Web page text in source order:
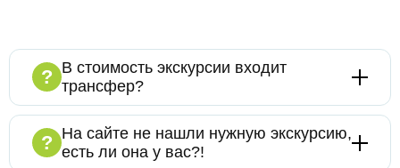
? В стоимость экскурсии входит
трансфер?
Конечно, мы предлагаем экскурсионные
программы "под ключ". Адрес подачи
транспорта назначаете Вы, время подачи
? На сайте не нашли нужную экскурсию,
есть ли она у вас?!